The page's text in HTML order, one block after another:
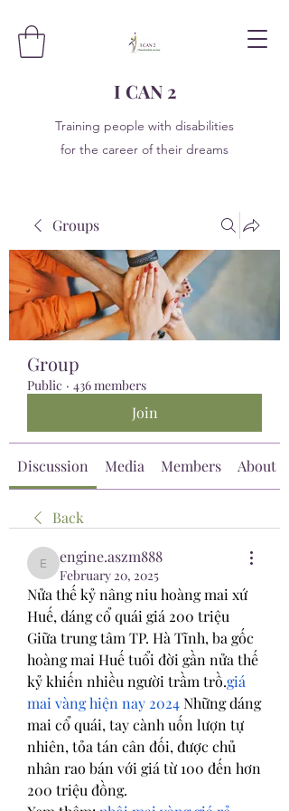
I CAN 2
Training people with disabilities
for the career of their dreams
Groups
Group
Public · 436 members
Join
Discussion Media Members About
Back
engine.aszm888
engine.aszm888
February 20, 2025
Nửa thế kỷ nâng niu hoàng mai xứ
Huế, dáng cổ quái giá 200 triệu
Giữa trung tâm TP. Hà Tĩnh, ba gốc
hoàng mai Huế tuổi đời gần nửa thế
kỷ khiến nhiều người trầm trồ.giá
mai vàng hiện nay 2024 Những dáng
mai cổ quái, tay cành uốn lượn tự
nhiên, tỏa tán cân đối, được chủ
nhân rao bán với giá từ 100 đến hơn
200 triệu đồng.